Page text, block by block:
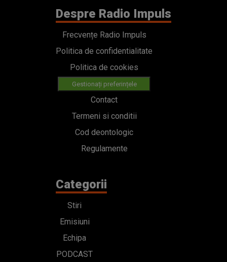
Despre Radio Impuls
Frecvențe Radio Impuls
Politica de confidentialitate
Politica de cookies
Gestionați preferințele
Contact
Termeni si conditii
Cod deontologic
Regulamente
Categorii
Stiri
Emisiuni
Echipa
PODCAST